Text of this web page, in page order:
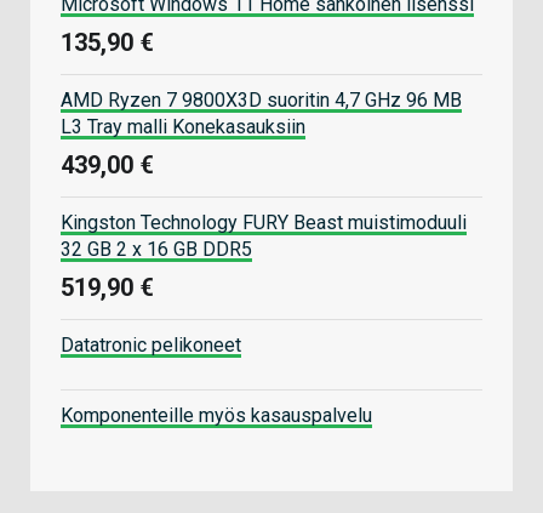
135,90 €
AMD Ryzen 7 9800X3D suoritin 4,7 GHz 96 MB
L3 Tray malli Konekasauksiin
439,00 €
Kingston Technology FURY Beast muistimoduuli
32 GB 2 x 16 GB DDR5
519,90 €
Datatronic pelikoneet
Komponenteille myös kasauspalvelu